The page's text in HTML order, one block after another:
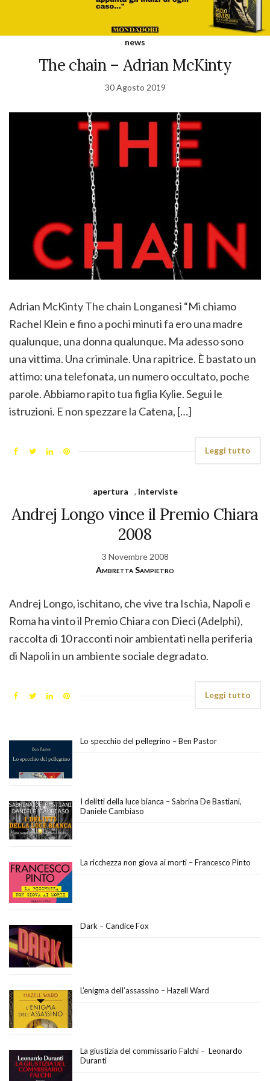
news
The chain – Adrian McKinty
30 Agosto 2019
Adrian McKinty The chain Longanesi “Mi chiamo
Rachel Klein e fino a pochi minuti fa ero una madre
qualunque, una donna qualunque. Ma adesso sono
una vittima. Una criminale. Una rapitrice. È bastato un
attimo: una telefonata, un numero occultato, poche
parole. Abbiamo rapito tua figlia Kylie. Segui le
istruzioni. E non spezzare la Catena, […]
Leggi tutto
apertura , interviste
Andrej Longo vince il Premio Chiara
2008
3 Novembre 2008
Ambretta Sampietro
Andrej Longo, ischitano, che vive tra Ischia, Napoli e
Roma ha vinto il Premio Chiara con Dieci (Adelphi),
raccolta di 10 racconti noir ambientati nella periferia
di Napoli in un ambiente sociale degradato.
Leggi tutto
Lo specchio del pellegrino – Ben Pastor
I delitti della luce bianca – Sabrina De Bastiani,
Daniele Cambiaso
La ricchezza non giova ai morti – Francesco Pinto
Dark – Candice Fox
L’enigma dell’assassino – Hazell Ward
La giustizia del commissario Falchi – Leonardo
Duranti